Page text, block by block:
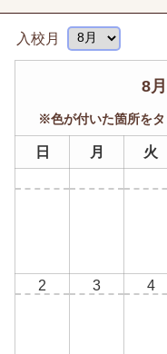
入校月
8
※色が付いた箇所を
日 月 火
2 3 4